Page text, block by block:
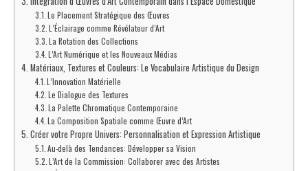
Le Placement Stratégique des Œuvres
L’Éclairage comme Révélateur d’Art
La Rotation des Collections
L’Art Numérique et les Nouveaux Médias
Matériaux, Textures et Couleurs: Le Vocabulaire Artistique du Design
L’Innovation Matérielle
Le Dialogue des Textures
La Palette Chromatique Contemporaine
La Composition Spatiale comme Œuvre d’Art
Créer votre Propre Univers: Personnalisation et Expression Artistique
Au-delà des Tendances: Développer sa Vision
L’Art de la Commission: Collaborer avec des Artistes